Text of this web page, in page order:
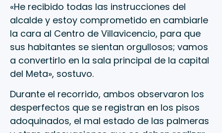
«He recibido todas las instrucciones del
alcalde y estoy comprometido en cambiarle
la cara al Centro de Villavicencio, para que
sus habitantes se sientan orgullosos; vamos
a convertirlo en la sala principal de la capital
del Meta», sostuvo.
Durante el recorrido, ambos observaron los
desperfectos que se registran en los pisos
adoquinados, el mal estado de las palmeras